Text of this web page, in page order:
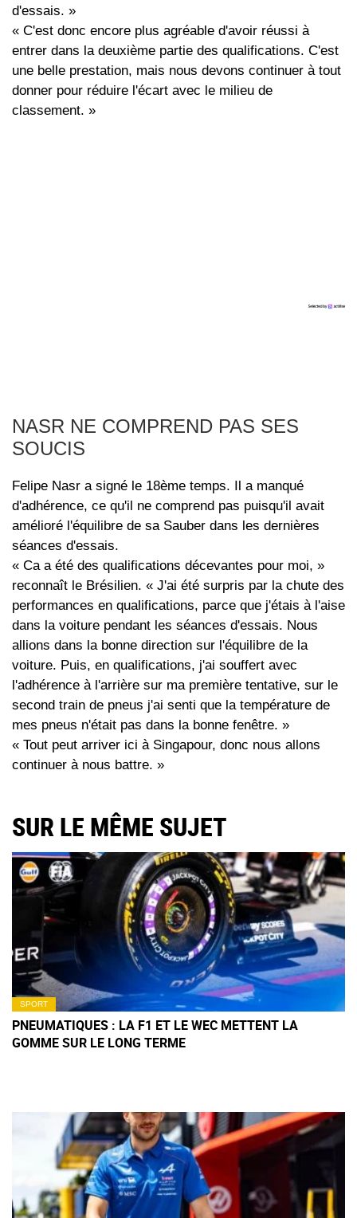
d'essais. »
« C'est donc encore plus agréable d'avoir réussi à
entrer dans la deuxième partie des qualifications. C'est
une belle prestation, mais nous devons continuer à tout
donner pour réduire l'écart avec le milieu de
classement. »
NASR NE COMPREND PAS SES
SOUCIS
Felipe Nasr a signé le 18ème temps. Il a manqué
d'adhérence, ce qu'il ne comprend pas puisqu'il avait
amélioré l'équilibre de sa Sauber dans les dernières
séances d'essais.
« Ca a été des qualifications décevantes pour moi, »
reconnaît le Brésilien. « J'ai été surpris par la chute des
performances en qualifications, parce que j'étais à l'aise
dans la voiture pendant les séances d'essais. Nous
allions dans la bonne direction sur l'équilibre de la
voiture. Puis, en qualifications, j'ai souffert avec
l'adhérence à l'arrière sur ma première tentative, sur le
second train de pneus j'ai senti que la température de
mes pneus n'était pas dans la bonne fenêtre. »
« Tout peut arriver ici à Singapour, donc nous allons
continuer à nous battre. »
SUR LE MÊME SUJET
SPORT
PNEUMATIQUES : LA F1 ET LE WEC METTENT LA
GOMME SUR LE LONG TERME